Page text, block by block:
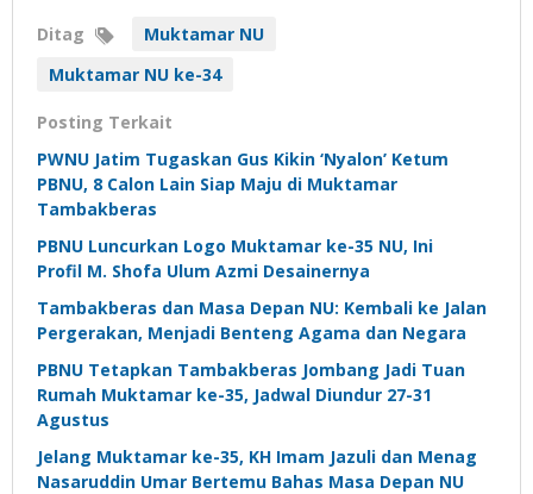
Ditag
Muktamar NU
Muktamar NU ke-34
Posting Terkait
PWNU Jatim Tugaskan Gus Kikin ‘Nyalon’ Ketum
PBNU, 8 Calon Lain Siap Maju di Muktamar
Tambakberas
PBNU Luncurkan Logo Muktamar ke-35 NU, Ini
Profil M. Shofa Ulum Azmi Desainernya
Tambakberas dan Masa Depan NU: Kembali ke Jalan
Pergerakan, Menjadi Benteng Agama dan Negara
PBNU Tetapkan Tambakberas Jombang Jadi Tuan
Rumah Muktamar ke-35, Jadwal Diundur 27-31
Agustus
Jelang Muktamar ke-35, KH Imam Jazuli dan Menag
Nasaruddin Umar Bertemu Bahas Masa Depan NU